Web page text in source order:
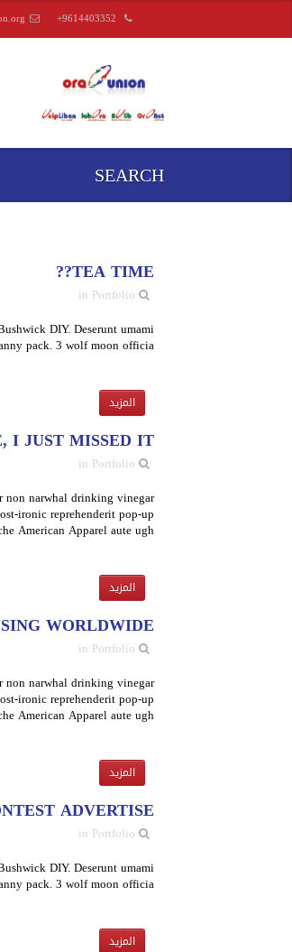
+9614403352
SEARCH
TEA TIME??
in Portfolio
DIY. Deserunt umami
pack. 3 wolf moon officia […]
المزيد
I JUST MISSED IT
in Portfolio
non narwhal drinking vinegar
ironic reprehenderit pop-up
American Apparel aute ugh. […]
المزيد
WORLDWIDE
in Portfolio
non narwhal drinking vinegar
ironic reprehenderit pop-up
American Apparel aute ugh. […]
المزيد
ADVERTISE
in Portfolio
DIY. Deserunt umami
pack. 3 wolf moon officia […]
المزيد